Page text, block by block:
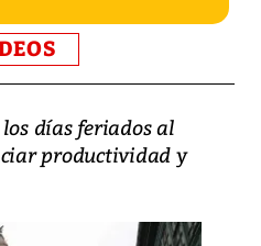
días feriados al
productividad y